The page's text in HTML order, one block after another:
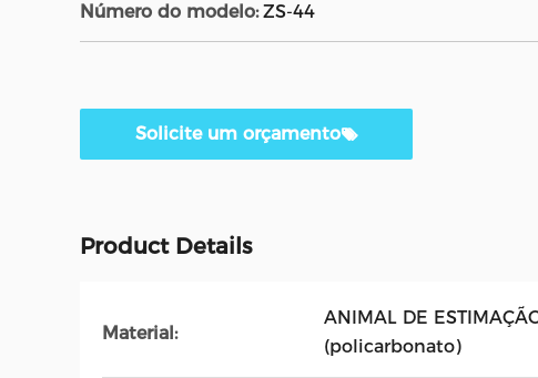
Número do modelo: ZS-44
Solicite um orçamento
Product Details
Material:
ANIMAL DE
(policarbonato)